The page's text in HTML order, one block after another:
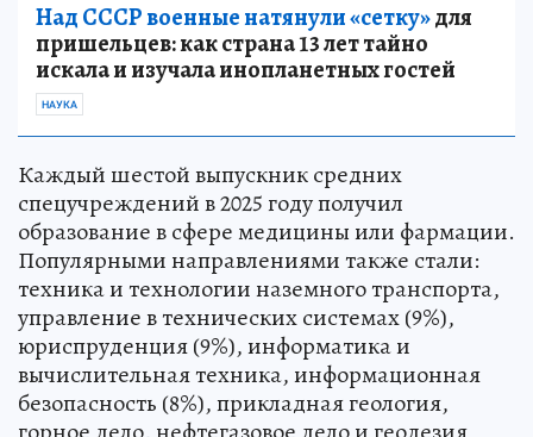
Над СССР военные натянули «сетку»для
пришельцев: как страна 13 лет тайно
искала и изучала инопланетных гостей
НАУКА
Каждый шестой выпускник средних
спецучреждений в 2025 году получил
образование в сфере медицины или фармации.
Популярными направлениями также стали:
техника и технологии наземного транспорта,
управление в технических системах (9%),
юриспруденция (9%), информатика и
вычислительная техника, информационная
безопасность (8%), прикладная геология,